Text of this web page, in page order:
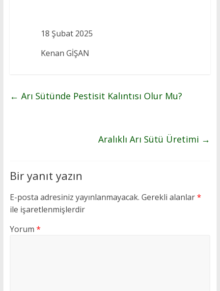
18 Şubat 2025
Kenan GİŞAN
← Arı Sütünde Pestisit Kalıntısı Olur Mu?
Aralıklı Arı Sütü Üretimi →
Bir yanıt yazın
E-posta adresiniz yayınlanmayacak. Gerekli alanlar*
ile işaretlenmişlerdir
Yorum *